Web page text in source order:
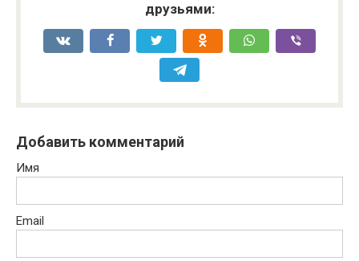
друзьями:
Добавить комментарий
Имя
Email